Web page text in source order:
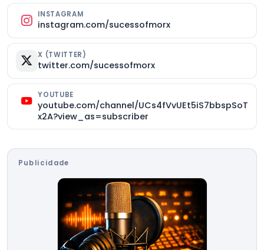
INSTAGRAM
instagram.com/sucessofmorx
X (TWITTER)
twitter.com/sucessofmorx
YOUTUBE
youtube.com/channel/UCs4fVvUEt5iS7bbspSoT
x2A?view_as=subscriber
Publicidade